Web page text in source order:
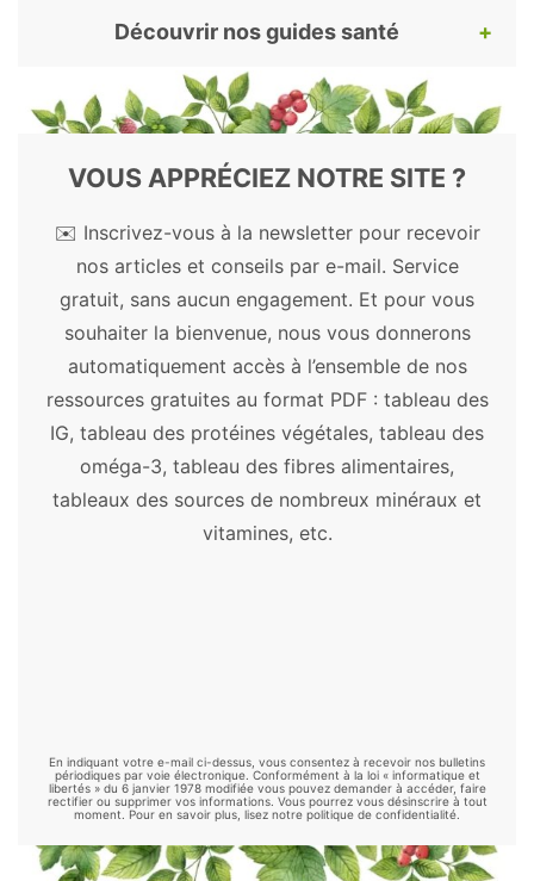
Découvrir nos guides santé
Pour continuer votre lecture, voici nos
guides santé et bien-être les plus appréciés.
Découvrez les bienfaits des plantes, remèdes
Plantes médicinales
Açaï-Acérola-Ail-Aloe vera-Amla-
Artichaut- Ashwagandha- Astragale-
Aubépine-Bacopa -Ballote-Baobab-
Boswellia-Bourrache -Cacao- Camomille
allemande-Centella asiatica-Chaga-
Chanvre-Chardon-marie-Chia-Chlorelle
Consoude-Cordyceps -Costus-Cranberry
Cynorrhodon-Damiana
Luzerne-Maca-Maitake-Mélisse-
Millepertuis-Moringa-Mucuna-Nopal-
Ortie-Palmier nain-Passiflore-Psyllium-
Reishi-Rhodiola-Safran-Schisandra-
VOUS APPRÉCIEZ NOTRE SITE ?
✉️ Inscrivez-vous à la newsletter pour recevoir
nos articles et conseils par e-mail. Service
gratuit, sans aucun engagement. Et pour vous
souhaiter la bienvenue, nous vous donnerons
automatiquement accès à l’ensemble de nos
ressources gratuites au format PDF : tableau des
IG, tableau des protéines végétales, tableau des
oméga-3, tableau des fibres alimentaires,
tableaux des sources de nombreux minéraux et
vitamines, etc.
En indiquant votre e-mail ci-dessus, vous consentez à recevoir nos bulletins
périodiques par voie électronique. Conformément à la loi « informatique et
libertés » du 6 janvier 1978 modifiée vous pouvez demander à accéder, faire
rectifier ou supprimer vos informations. Vous pourrez vous désinscrire à tout
moment. Pour en savoir plus, lisez notre politique de confidentialité.